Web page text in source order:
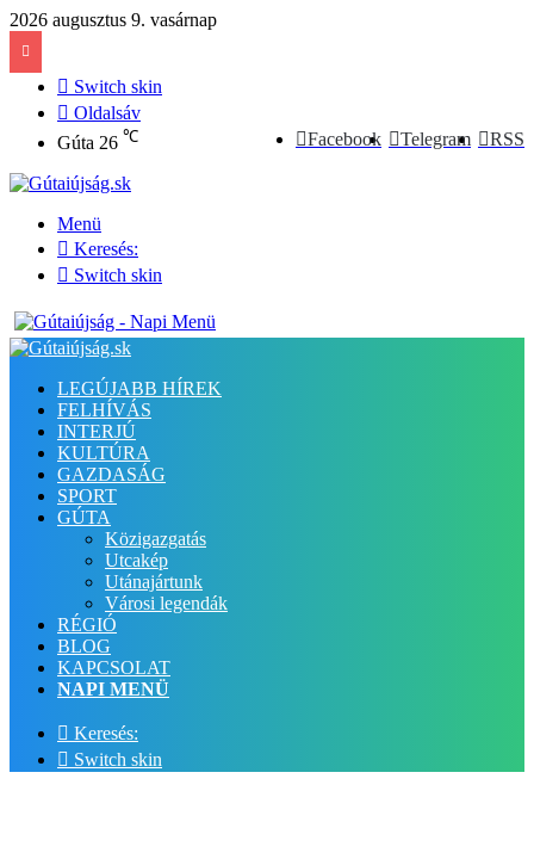
2026 augusztus 9. vasárnap
Switch skin
Oldalsáv
RSS
Telegram
Facebook
Gúta 26 ℃
Menü
Keresés:
Switch skin
LEGÚJABB HÍREK
FELHÍVÁS
INTERJÚ
KULTÚRA
GAZDASÁG
SPORT
GÚTA
Közigazgatás
Utcakép
Utánajártunk
Városi legendák
RÉGIÓ
BLOG
KAPCSOLAT
NAPI MENÜ
Keresés:
Switch skin